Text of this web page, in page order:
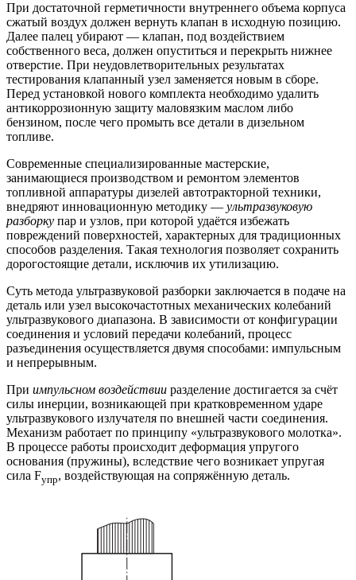
При достаточной герметичности внутреннего объема корпуса
сжатый воздух должен вернуть клапан в исходную позицию.
Далее палец убирают — клапан, под воздействием
собственного веса, должен опуститься и перекрыть нижнее
отверстие. При неудовлетворительных результатах
тестирования клапанный узел заменяется новым в сборе.
Перед установкой нового комплекта необходимо удалить
антикоррозионную защиту маловязким маслом либо
бензином, после чего промыть все детали в дизельном
топливе.
Современные специализированные мастерские,
занимающиеся производством и ремонтом элементов
топливной аппаратуры дизелей автотракторной техники,
внедряют инновационную методику — ультразвуковую
разборку пар и узлов, при которой удаётся избежать
повреждений поверхностей, характерных для традиционных
способов разделения. Такая технология позволяет сохранить
дорогостоящие детали, исключив их утилизацию.
Суть метода ультразвуковой разборки заключается в подаче на
деталь или узел высокочастотных механических колебаний
ультразвукового диапазона. В зависимости от конфигурации
соединения и условий передачи колебаний, процесс
разъединения осуществляется двумя способами: импульсным
и непрерывным.
При импульсном воздействии разделение достигается за счёт
силы инерции, возникающей при кратковременном ударе
ультразвукового излучателя по внешней части соединения.
Механизм работает по принципу «ультразвукового молотка».
В процессе работы происходит деформация упругого
основания (пружины), вследствие чего возникает упругая
сила Fупр, воздействующая на сопряжённую деталь.